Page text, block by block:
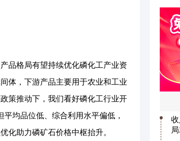
格局有望持续优化磷化工产业资
体，下游产品主要用于农业和工业
策推动下，我们看好磷化工行业开
均品位低、综合利用水平偏低，
化助力磷矿石价格中枢抬升。